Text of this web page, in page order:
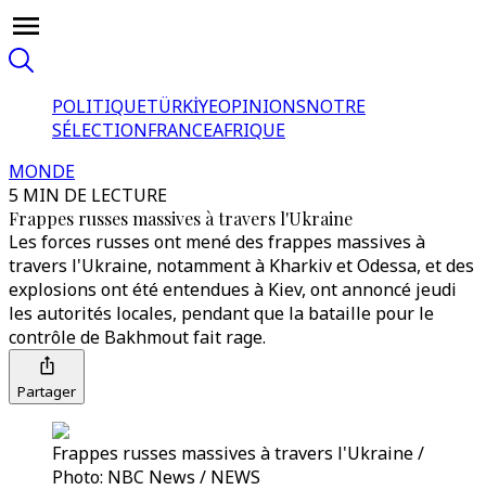
POLITIQUETÜRKİYEOPINIONSNOTRE
SÉLECTIONFRANCEAFRIQUE
MONDE
5 MIN DE LECTURE
Frappes russes massives à travers l'Ukraine
Les forces russes ont mené des frappes massives à
travers l'Ukraine, notamment à Kharkiv et Odessa, et des
explosions ont été entendues à Kiev, ont annoncé jeudi
les autorités locales, pendant que la bataille pour le
contrôle de Bakhmout fait rage.
Partager
Frappes russes massives à travers l'Ukraine /
Photo: NBC News / NEWS